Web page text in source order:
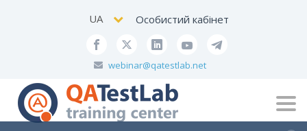
webinar@qatestlab.net
UA Особистий кабінет